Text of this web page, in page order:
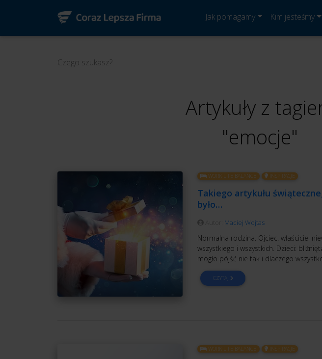
Jak pomagamy Kim jesteśmy
Czego szukasz?
Artykuły z
"emocje"
WORK-LIFE BALANCE INSPIRACJE
Takiego artykułu
było…
Maciej Wojtas
Normalna rodzina. Ojciec: właściciel
wszystkiego i wszystkich. Dzieci:
mogło pójść nie tak i dlaczego
CZYTAJ
WORK-LIFE BALANCE INSPIRACJE